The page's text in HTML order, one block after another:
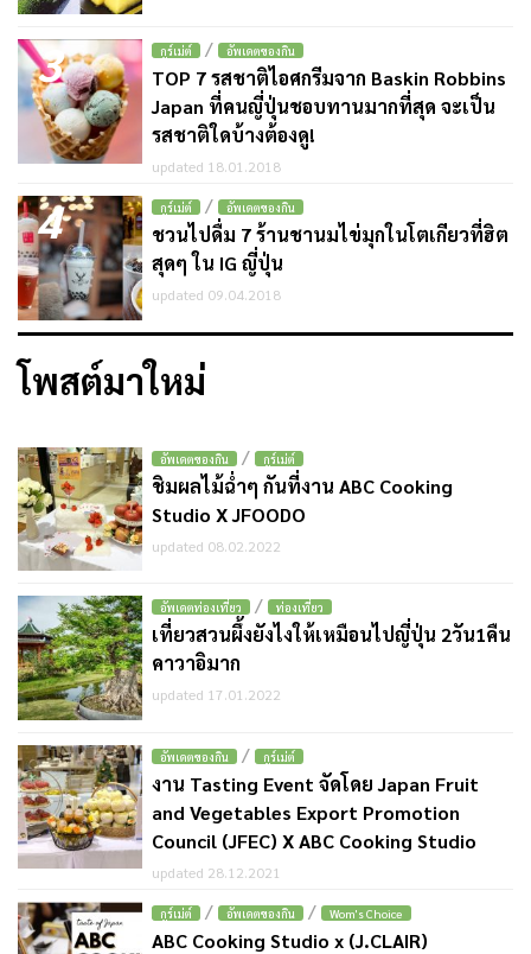
3 กูร์เม่ต์ / อัพเดตของกิน
TOP 7 รสชาติไอศกรีมจาก Baskin Robbins
Japan ที่คนญี่ปุ่นชอบทานมากที่สุด จะเป็น
รสชาติใดบ้างต้องดู!
updated 18.01.2018
4 กูร์เม่ต์ / อัพเดตของกิน
ชวนไปดื่ม 7 ร้านชานมไข่มุกในโตเกียวที่ฮิต
สุดๆ ใน IG ญี่ปุ่น
updated 09.04.2018
โพสต์มาใหม่
อัพเดตของกิน / กูร์เม่ต์
ชิมผลไม้ฉ่ำๆ กันที่งาน ABC Cooking
Studio X JFOODO
updated 08.02.2022
อัพเดตท่องเที่ยว / ท่องเที่ยว
เที่ยวสวนผึ้งยังไงให้เหมือนไปญี่ปุ่น 2วัน1คืน
คาวาอิมาก
updated 17.01.2022
อัพเดตของกิน / กูร์เม่ต์
งาน Tasting Event จัดโดย Japan Fruit
and Vegetables Export Promotion
Council (JFEC) X ABC Cooking Studio
updated 28.12.2021
กูร์เม่ต์ / อัพเดตของกิน / Wom's Choice
ABC Cooking Studio x (J.CLAIR)